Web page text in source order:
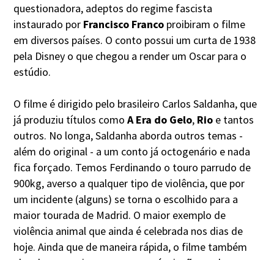
questionadora, adeptos do regime fascista
instaurado por Francisco Franco proibiram o filme
em diversos países. O conto possui um curta de 1938
pela Disney o que chegou a render um Oscar para o
estúdio.
O filme é dirigido pelo brasileiro Carlos Saldanha, que
já produziu títulos comoA Era do Gelo, Rio e tantos
outros. No longa, Saldanha aborda outros temas -
além do original - a um conto já octogenário e nada
fica forçado. Temos Ferdinando o touro parrudo de
900kg, averso a qualquer tipo de violência, que por
um incidente (alguns) se torna o escolhido para a
maior tourada de Madrid. O maior exemplo de
violência animal que ainda é celebrada nos dias de
hoje. Ainda que de maneira rápida, o filme também